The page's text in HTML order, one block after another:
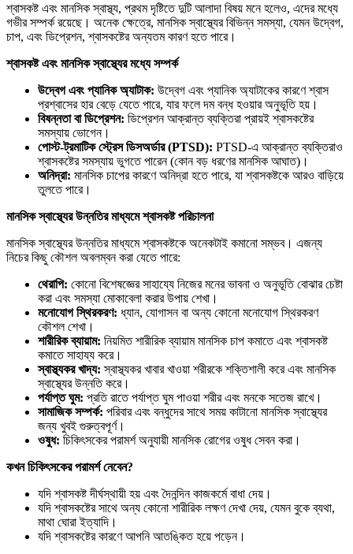
শ্বাসকষ্ট এবং মানসিক স্বাস্থ্য, প্রথম দৃষ্টিতে দুটি আলাদা বিষয় মনে হলেও, এদের মধ্যে
গভীর সম্পর্ক রয়েছে। অনেক ক্ষেত্রে, মানসিক স্বাস্থ্যের বিভিন্ন সমস্যা, যেমন উদ্বেগ,
চাপ, এবং ডিপ্রেশন, শ্বাসকষ্টের অন্যতম কারণ হতে পারে।
শ্বাসকষ্টএবংমানসিকস্বাস্থ্যেরমধ্যেসম্পর্ক
উদ্বেগএবংপ্যানিকঅ্যাটাক: উদ্বেগ এবং প্যানিক অ্যাটাকের কারণে শ্বাস
প্রশ্বাসের হার বেড়ে যেতে পারে, যার ফলে দম বন্ধ হওয়ার অনুভূতি হয়।
বিষন্নতা বা ডিপ্রেশন: ডিপ্রেশন আক্রান্ত ব্যক্তিরা প্রায়ই শ্বাসকষ্টের
সমস্যায় ভোগেন।
পোস্ট-ট্রমাটিকস্ট্রেসডিসঅর্ডার (PTSD): PTSD-এ আক্রান্ত ব্যক্তিরাও
শ্বাসকষ্টের সমস্যায় ভুগতে পারেন (কোন বড় ধরণের মানসিক আঘাত)।
অনিদ্রা: মানসিক চাপের কারণে অনিদ্রা হতে পারে, যা শ্বাসকষ্টকে আরও বাড়িয়ে
তুলতে পারে।
মানসিকস্বাস্থ্যেরউন্নতিরমাধ্যমেশ্বাসকষ্টপরিচালনা
মানসিক স্বাস্থ্যের উন্নতির মাধ্যমে শ্বাসকষ্টকে অনেকটাই কমানো সম্ভব। এজন্য
নিচের কিছু কৌশল অবলম্বন করা যেতে পারে:
থেরাপি: কোনো বিশেষজ্ঞের সাহায্যে নিজের মনের ভাবনা ও অনুভূতি বোঝার চেষ্টা
করা এবং সমস্যা মোকাবেলা করার উপায় শেখা।
মনোযোগস্থিরকরণ: ধ্যান, যোগাসন বা অন্য কোনো মনোযোগ স্থিরকরণ
কৌশল শেখা।
শারীরিকব্যায়াম: নিয়মিত শারীরিক ব্যায়াম মানসিক চাপ কমাতে এবং শ্বাসকষ্ট
কমাতে সাহায্য করে।
স্বাস্থ্যকরখাদ্য: স্বাস্থ্যকর খাবার খাওয়া শরীরকে শক্তিশালী করে এবং মানসিক
স্বাস্থ্যের উন্নতি করে।
পর্যাপ্তঘুম: প্রতি রাতে পর্যাপ্ত ঘুম পাওয়া শরীর এবং মনকে সতেজ রাখে।
সামাজিকসম্পর্ক: পরিবার এবং বন্ধুদের সাথে সময় কাটানো মানসিক স্বাস্থ্যের
জন্য খুবই গুরুত্বপূর্ণ।
ওষুধ: চিকিৎসকের পরামর্শ অনুযায়ী মানসিক রোগের ওষুধ সেবন করা।
কখনচিকিৎসকেরপরামর্শনেবেন?
যদি শ্বাসকষ্ট দীর্ঘস্থায়ী হয় এবং দৈনন্দিন কাজকর্মে বাধা দেয়।
যদি শ্বাসকষ্টের সাথে অন্য কোনো শারীরিক লক্ষণ দেখা দেয়, যেমন বুকে ব্যথা,
মাথা ঘোরা ইত্যাদি।
যদি শ্বাসকষ্টের কারণে আপনি আতঙ্কিত হয়ে পড়েন।